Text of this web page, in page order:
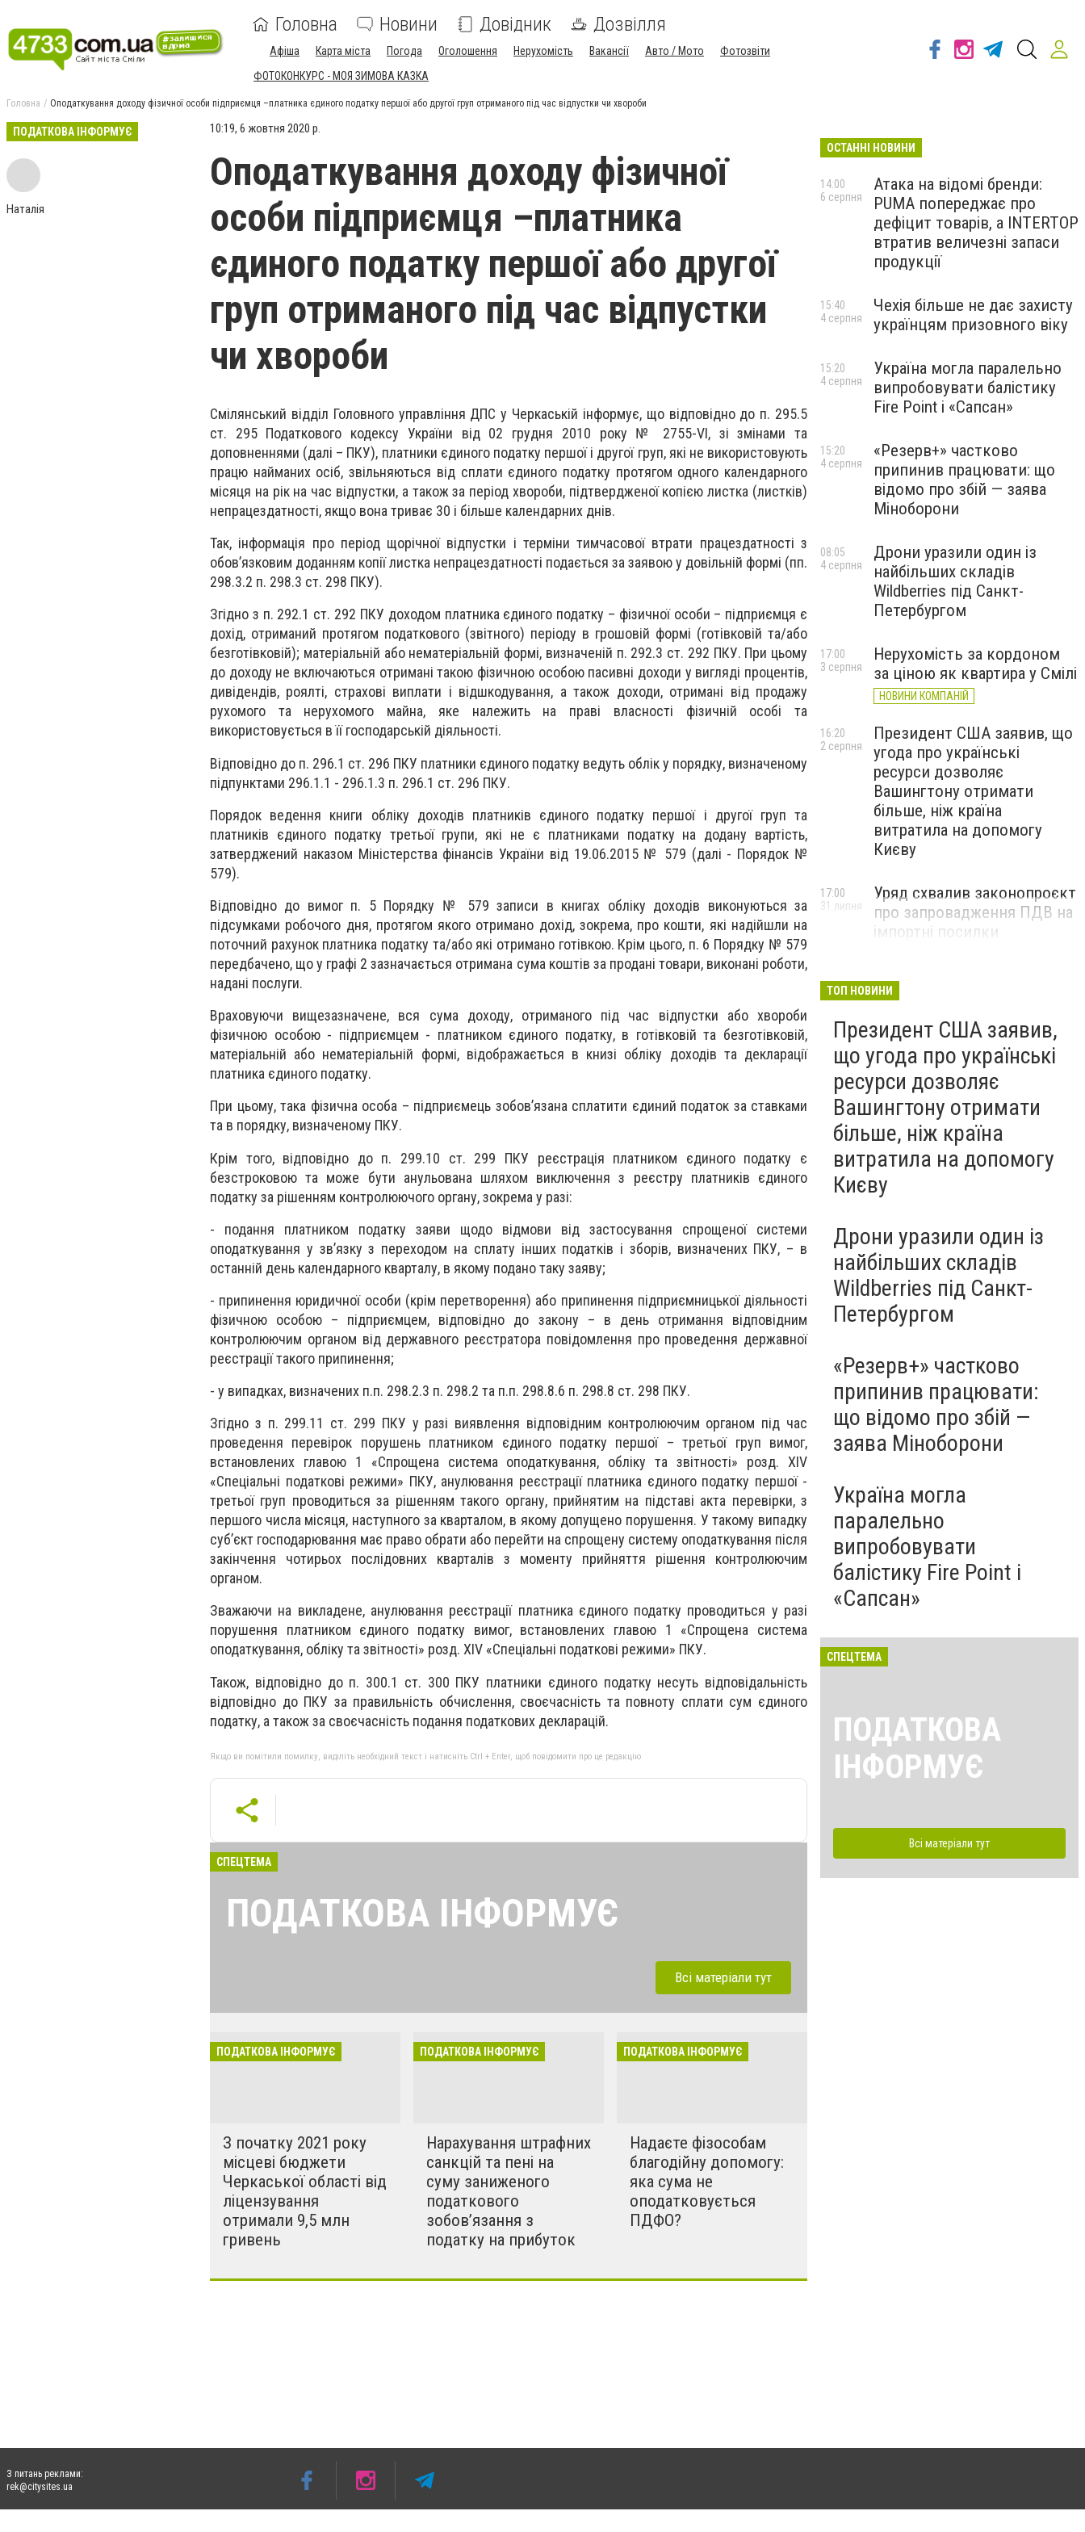
Головна Новини Довідник Дозвілля
Афіша Карта міста Погода Оголошення Нерухомість Вакансії Авто / Мото
Фотозвіти
ФОТОКОНКУРС - МОЯ ЗИМОВА КАЗКА
Головна Оподаткування доходу фізичної особи підприємця –платника єдиного податку першої або другої груп отриманого під час відпустки чи хвороби
ПОДАТКОВА ІНФОРМУЄ
Наталія
10:19, 6 жовтня 2020 р.
Оподаткування доходу фізичної
особи підприємця –платника
єдиного податку першої або другої
груп отриманого під час відпустки
чи хвороби
Смілянський відділ Головного управління ДПС у Черкаській інформує, що відповідно до п. 295.5
ст. 295 Податкового кодексу України від 02 грудня 2010 року № 2755-VI, зі змінами та
доповненнями (далі – ПКУ), платники єдиного податку першої і другої груп, які не використовують
працю найманих осіб, звільняються від сплати єдиного податку протягом одного календарного
місяця на рік на час відпустки, а також за період хвороби, підтвердженої копією листка (листків)
непрацездатності, якщо вона триває 30 і більше календарних днів.
Так, інформація про період щорічної відпустки і терміни тимчасової втрати працездатності з
обов’язковим доданням копії листка непрацездатності подається за заявою у довільній формі (пп.
298.3.2 п. 298.3 ст. 298 ПКУ).
Згідно з п. 292.1 ст. 292 ПКУ доходом платника єдиного податку – фізичної особи – підприємця є
дохід, отриманий протягом податкового (звітного) періоду в грошовій формі (готівковій та/або
безготівковій); матеріальній або нематеріальній формі, визначеній п. 292.3 ст. 292 ПКУ. При цьому
до доходу не включаються отримані такою фізичною особою пасивні доходи у вигляді процентів,
дивідендів, роялті, страхові виплати і відшкодування, а також доходи, отримані від продажу
рухомого та нерухомого майна, яке належить на праві власності фізичній особі та
використовується в її господарській діяльності.
Відповідно до п. 296.1 ст. 296 ПКУ платники єдиного податку ведуть облік у порядку, визначеному
підпунктами 296.1.1 - 296.1.3 п. 296.1 ст. 296 ПКУ.
Порядок ведення книги обліку доходів платників єдиного податку першої і другої груп та
платників єдиного податку третьої групи, які не є платниками податку на додану вартість,
затверджений наказом Міністерства фінансів України від 19.06.2015 № 579 (далі - Порядок №
579).
Відповідно до вимог п. 5 Порядку № 579 записи в книгах обліку доходів виконуються за
підсумками робочого дня, протягом якого отримано дохід, зокрема, про кошти, які надійшли на
поточний рахунок платника податку та/або які отримано готівкою. Крім цього, п. 6 Порядку № 579
передбачено, що у графі 2 зазначається отримана сума коштів за продані товари, виконані роботи,
надані послуги.
Враховуючи вищезазначене, вся сума доходу, отриманого під час відпустки або хвороби
фізичною особою - підприємцем - платником єдиного податку, в готівковій та безготівковій,
матеріальній або нематеріальній формі, відображається в книзі обліку доходів та декларації
платника єдиного податку.
При цьому, така фізична особа – підприємець зобов’язана сплатити єдиний податок за ставками
та в порядку, визначеному ПКУ.
Крім того, відповідно до п. 299.10 ст. 299 ПКУ реєстрація платником єдиного податку є
безстроковою та може бути анульована шляхом виключення з реєстру платників єдиного
податку за рішенням контролюючого органу, зокрема у разі:
- подання платником податку заяви щодо відмови від застосування спрощеної системи
оподаткування у зв’язку з переходом на сплату інших податків і зборів, визначених ПКУ, – в
останній день календарного кварталу, в якому подано таку заяву;
- припинення юридичної особи (крім перетворення) або припинення підприємницької діяльності
фізичною особою – підприємцем, відповідно до закону – в день отримання відповідним
контролюючим органом від державного реєстратора повідомлення про проведення державної
реєстрації такого припинення;
- у випадках, визначених п.п. 298.2.3 п. 298.2 та п.п. 298.8.6 п. 298.8 ст. 298 ПКУ.
Згідно з п. 299.11 ст. 299 ПКУ у разі виявлення відповідним контролюючим органом під час
проведення перевірок порушень платником єдиного податку першої – третьої груп вимог,
встановлених главою 1 «Спрощена система оподаткування, обліку та звітності» розд. XIV
«Спеціальні податкові режими» ПКУ, анулювання реєстрації платника єдиного податку першої -
третьої груп проводиться за рішенням такого органу, прийнятим на підставі акта перевірки, з
першого числа місяця, наступного за кварталом, в якому допущено порушення. У такому випадку
суб’єкт господарювання має право обрати або перейти на спрощену систему оподаткування після
закінчення чотирьох послідовних кварталів з моменту прийняття рішення контролюючим
органом.
Зважаючи на викладене, анулювання реєстрації платника єдиного податку проводиться у разі
порушення платником єдиного податку вимог, встановлених главою 1 «Спрощена система
оподаткування, обліку та звітності» розд. XIV «Спеціальні податкові режими» ПКУ.
Також, відповідно до п. 300.1 ст. 300 ПКУ платники єдиного податку несуть відповідальність
відповідно до ПКУ за правильність обчислення, своєчасність та повноту сплати сум єдиного
податку, а також за своєчасність подання податкових декларацій.
Якщо ви помітили помилку, виділіть необхідний текст і натисніть Ctrl + Enter, щоб повідомити про це редакцію
СПЕЦТЕМА
ПОДАТКОВА ІНФОРМУЄ
Всі матеріали тут
ПОДАТКОВА ІНФОРМУЄ
З початку 2021 року
місцеві бюджети
Черкаської області від
ліцензування
отримали 9,5 млн
гривень
ПОДАТКОВА ІНФОРМУЄ
Нарахування штрафних
санкцій та пені на
суму заниженого
податкового
зобов’язання з
податку на прибуток
ПОДАТКОВА ІНФОРМУЄ
Надаєте фізособам
благодійну допомогу:
яка сума не
оподатковується
ПДФО?
ОСТАННІ НОВИНИ
Атака на відомі бренди:
PUMA попереджає про
дефіцит товарів, а INTERTOP
втратив величезні запаси
продукції
14:00
6 серпня
Чехія більше не дає захисту
українцям призовного віку
15:40
4 серпня
Україна могла паралельно
випробовувати балістику
Fire Point і «Сапсан»
15:20
4 серпня
«Резерв+» частково
припинив працювати: що
відомо про збій — заява
Міноборони
15:20
4 серпня
Дрони уразили один із
найбільших складів
Wildberries під Санкт-
Петербургом
08:05
4 серпня
Нерухомість за кордоном
за ціною як квартира у Смілі
НОВИНИ КОМПАНІЙ
17:00
3 серпня
Президент США заявив, що
угода про українські
ресурси дозволяє
Вашингтону отримати
більше, ніж країна
витратила на допомогу
Києву
16:20
2 серпня
Уряд схвалив законопроєкт
про запровадження ПДВ на
імпортні посилки
17:00
31 липня
ТОП НОВИНИ
Президент США заявив,
що угода про українські
ресурси дозволяє
Вашингтону отримати
більше, ніж країна
витратила на допомогу
Києву
Дрони уразили один із
найбільших складів
Wildberries під Санкт-
Петербургом
«Резерв+» частково
припинив працювати:
що відомо про збій —
заява Міноборони
Україна могла
паралельно
випробовувати
балістику Fire Point і
«Сапсан»
СПЕЦТЕМА
ПОДАТКОВА
ІНФОРМУЄ
Всі матеріали тут
З питань реклами:
rek@citysites.ua